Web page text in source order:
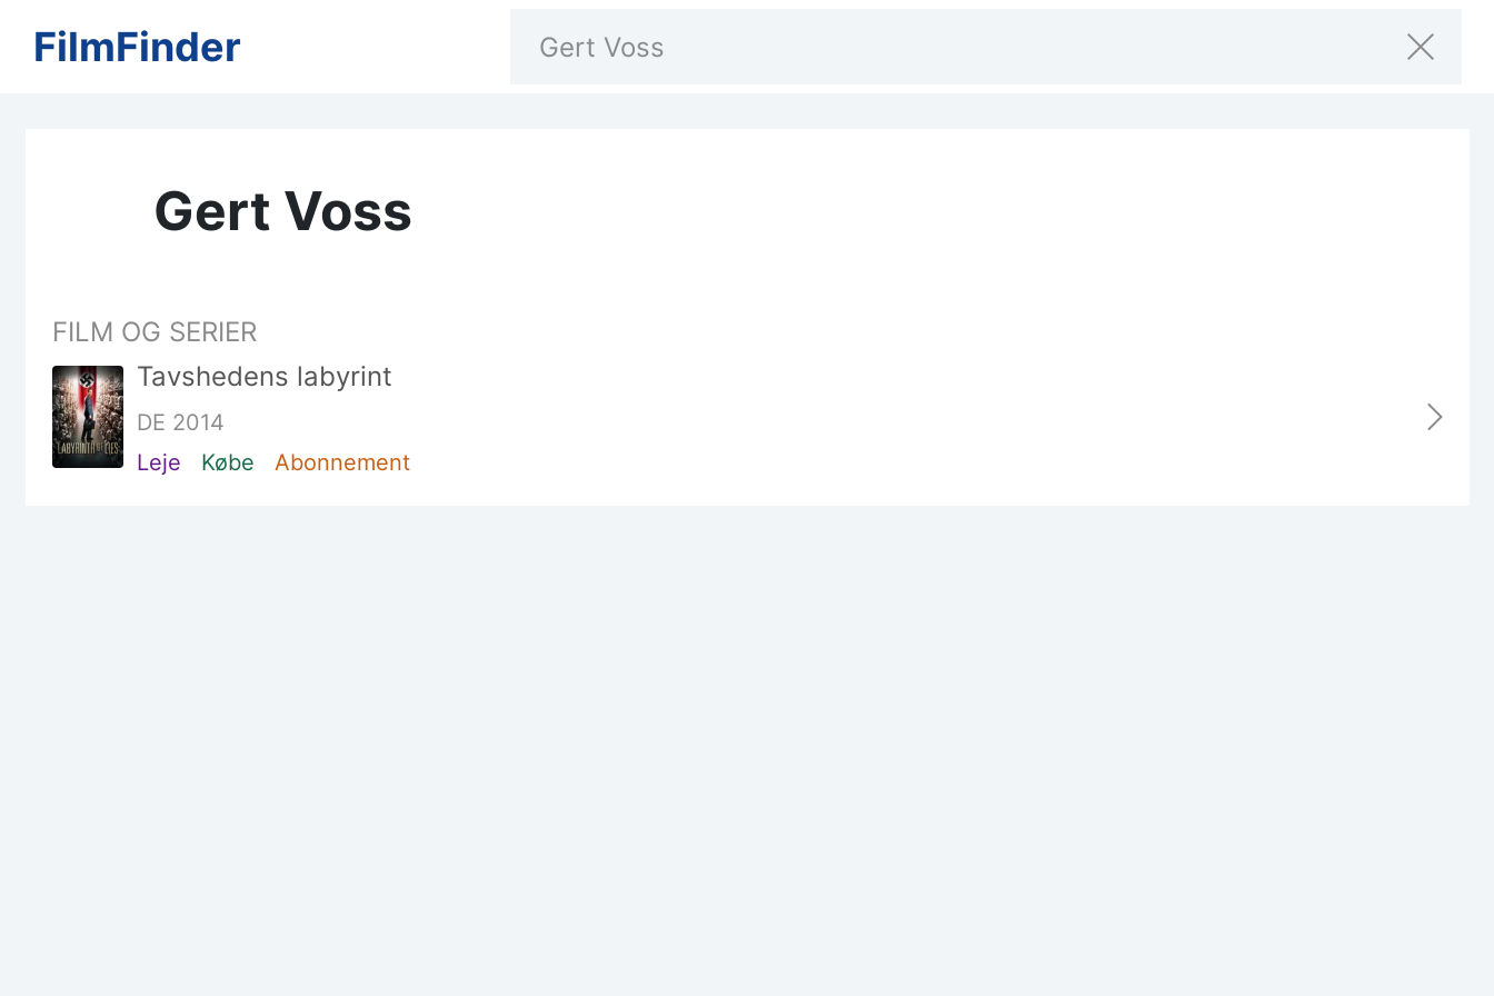
FilmFinder
Gert Voss
FILM OG SERIER
Tavshedens labyrint
DE 2014
Leje
Købe Abonnement